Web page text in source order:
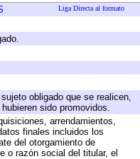
Liga Directa al formato
obligado que se realicen,
sido promovidos.
arrendamientos,
finales incluidos los
del otorgamiento de
o razón social del titular, el